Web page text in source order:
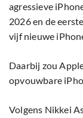
agressieve
2026 en de
vijf nieuwe
Daarbij zou
opvouwbare
Volgens Nikkei